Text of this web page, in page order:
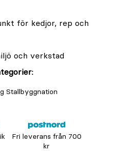
för kedjor, rep och
och verkstad
Stallbyggnation
Fri leverans från 700
kr